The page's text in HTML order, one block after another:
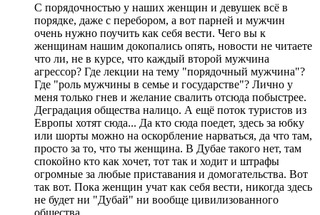
С порядочностью у наших женщин и девушек всё в
порядке, даже с перебором, а вот парней и мужчин
очень нужно поучить как себя вести. Чего вы к
женщинам нашим докопались опять, новости не читаете
что ли, не в курсе, что каждый второй мужчина
агрессор? Где лекции на тему "порядочный мужчина"?
Где "роль мужчины в семье и государстве"? Лично у
меня только гнев и желание свалить отсюда побыстрее.
Деградация общества налицо. А ещё поток туристов из
Европы хотят сюда... Да кто сюда поедет, здесь за юбку
или шорты можно на оскорбление нарваться, да что там,
просто за то, что ты женщина. В Дубае такого нет, там
спокойно кто как хочет, тот так и ходит и штрафы
огромные за любые приставания и домогательства. Вот
так вот. Пока женщин учат как себя вести, никогда здесь
не будет ни "Дубай" ни вообще цивилизованного
общества.